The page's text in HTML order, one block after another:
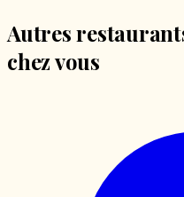
Autres
chez vous